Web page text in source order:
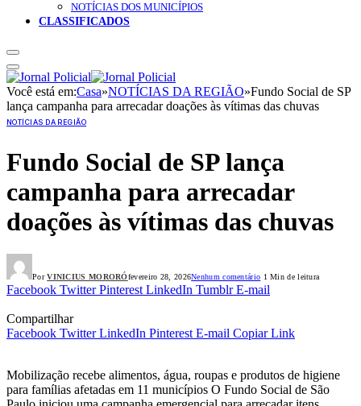
NOTÍCIAS DOS MUNICÍPIOS
CLASSIFICADOS
Você está em:Casa»NOTÍCIAS DA REGIÃO»Fundo Social de SP
lança campanha para arrecadar doações às vítimas das chuvas
NOTÍCIAS DA REGIÃO
Fundo Social de SP lança
campanha para arrecadar
doações às vítimas das chuvas
Por VINICIUS MORORÓfevereiro 28, 2026Nenhum comentário 1 Min de leitura
Facebook Twitter Pinterest LinkedIn Tumblr E-mail
Compartilhar
Facebook Twitter LinkedIn Pinterest E-mail Copiar Link
Mobilização recebe alimentos, água, roupas e produtos de higiene
para famílias afetadas em 11 municípios O Fundo Social de São